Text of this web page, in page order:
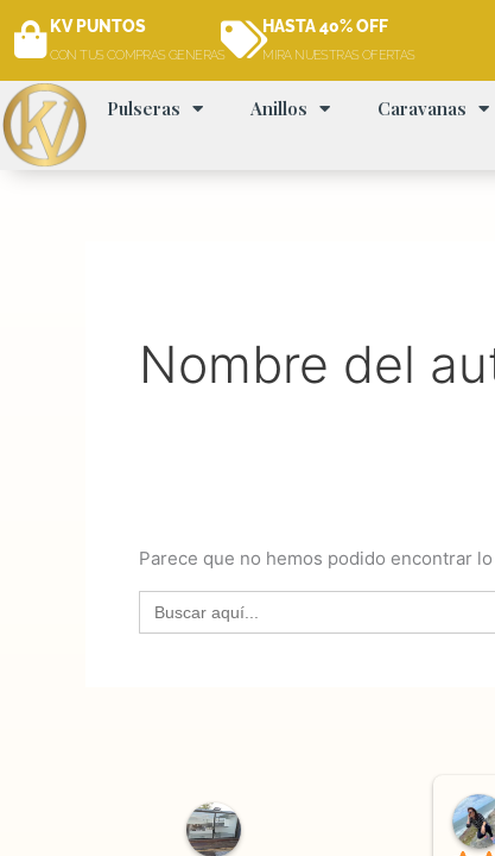
KV PUNTOS
CON TUS COMPRAS GENERAS
HASTA 40% OFF
MIRA NUESTRAS OFERTAS
Pulseras Anillos Caravanas
Nombre del
Parece que no hemos podido encontrar
Buscar:
Adriana Ghisoli
hace 3 meses